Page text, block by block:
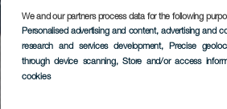
We and our partners process data for the following
Personalised advertising and content, advertising and
research and services development, Precise
through device scanning, Store and/or access
cookies